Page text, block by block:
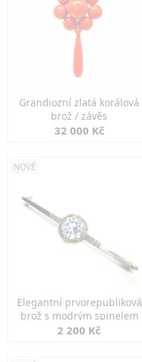
Grandiozní zlatá korálová
brož / závěs
32 000 Kč
NOVÉ
Elegantní prvorepubliková
brož s modrým spinelem
2 200 Kč